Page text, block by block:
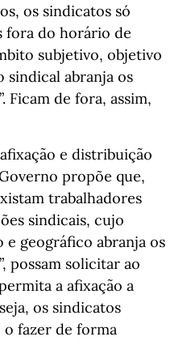
os sindicatos só
fora do horário de
subjetivo, objetivo
sindical abranja os
Ficam de fora, assim,
e distribuição
propõe que,
trabalhadores
sindicais, cujo
geográfico abranja os
possam solicitar ao
a afixação a
os sindicatos
fazer de forma